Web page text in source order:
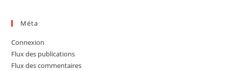
Méta
Connexion
Flux des publications
Flux des commentaires